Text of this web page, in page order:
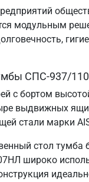
модульным
СПС-937/
с бортом
выдвижных
стали марки
стол тумба
широко